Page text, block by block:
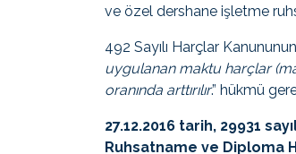
ve özel dershane işletme
492 Sayılı Harçlar
uygulanan maktu harçlar
oranında arttırılır.” hükmü
27.12.2016 tarih, 29931
Ruhsatname ve Diploma